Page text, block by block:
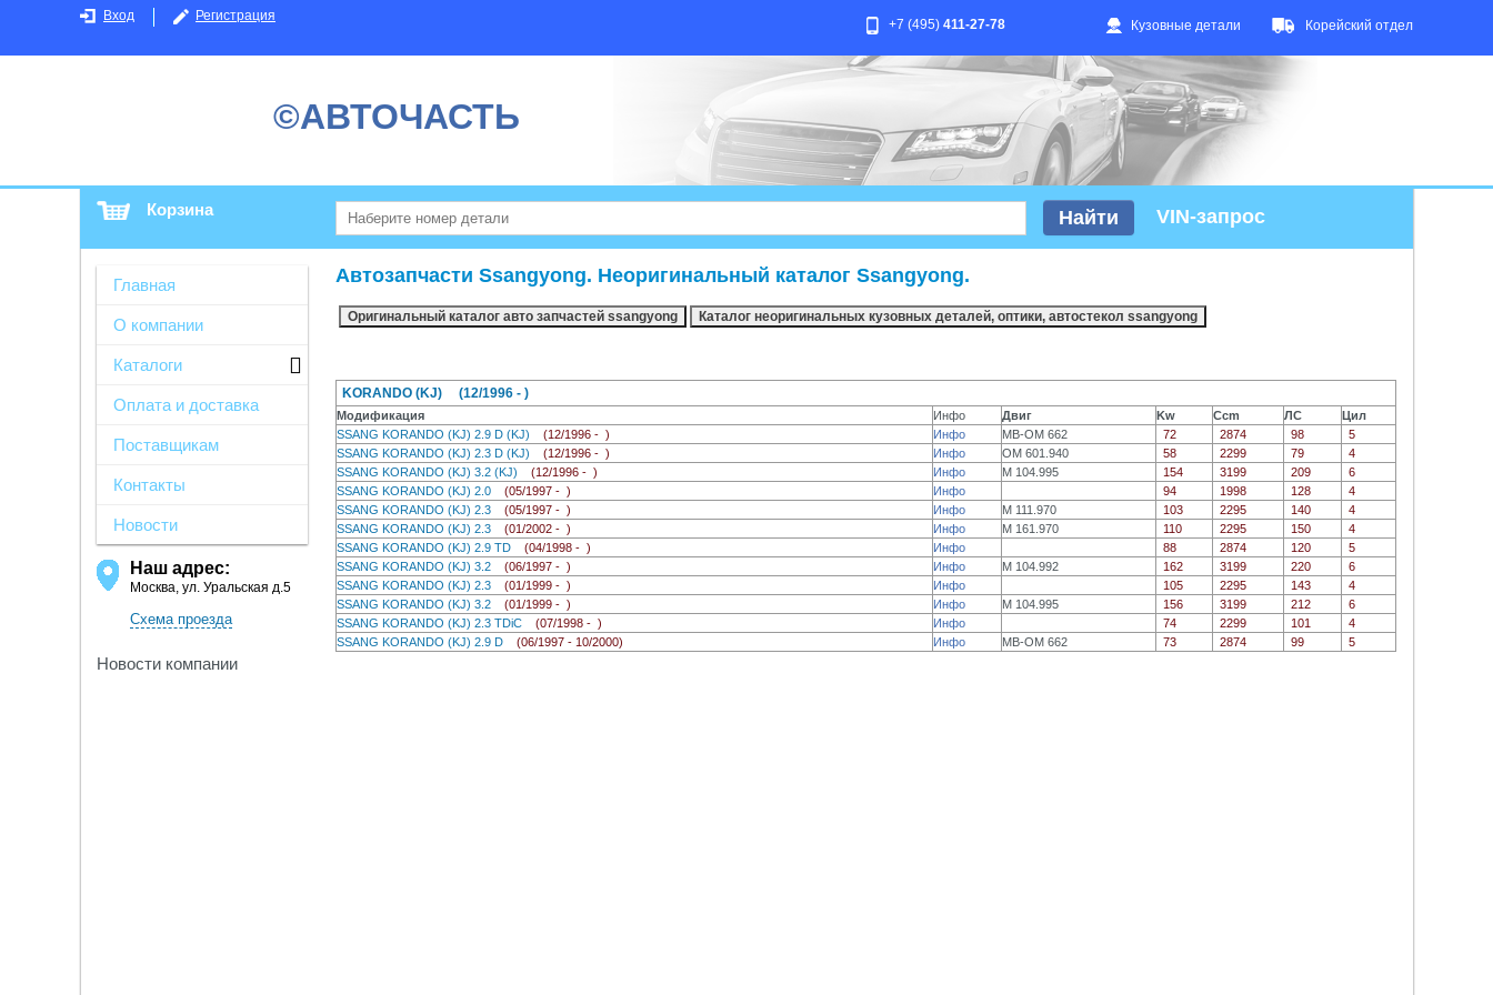
Вход Регистрация
Кузовные детали Корейский отдел
+7 (495) 411-27-78
©АВТОЧАСТЬ
Корзина VIN-запрос
Главная
О компании
Каталоги
Оплата и доставка
Поставщикам
Контакты
Новости
Наш адрес:
Москва, ул. Уральская д.5
Схема проезда
Новости компании
Автозапчасти Ssangyong. Неоригинальный каталог Ssangyong.
KORANDO (KJ) (12/1996 - )
Модификация Инфо Двиг Kw Ccm ЛС
Цил
SSANG KORANDO (KJ) 2.9 D (KJ) (12/1996 - ) Инфо MB-OM 662 72 2874 98
5
SSANG KORANDO (KJ) 2.3 D (KJ) (12/1996 - ) Инфо OM 601.940 58 2299 79
4
SSANG KORANDO (KJ) 3.2 (KJ) (12/1996 - ) Инфо M 104.995 154 3199 209
6
SSANG KORANDO (KJ) 2.0 (05/1997 - ) Инфо 94 1998 128
4
SSANG KORANDO (KJ) 2.3 (05/1997 - ) Инфо M 111.970 103 2295 140
4
SSANG KORANDO (KJ) 2.3 (01/2002 - ) Инфо M 161.970 110 2295 150
4
SSANG KORANDO (KJ) 2.9 TD (04/1998 - ) Инфо 88 2874 120
5
SSANG KORANDO (KJ) 3.2 (06/1997 - ) Инфо M 104.992 162 3199 220
6
SSANG KORANDO (KJ) 2.3 (01/1999 - ) Инфо 105 2295 143
4
SSANG KORANDO (KJ) 3.2 (01/1999 - ) Инфо M 104.995 156 3199 212
6
SSANG KORANDO (KJ) 2.3 TDiC (07/1998 - ) Инфо 74 2299 101
4
SSANG KORANDO (KJ) 2.9 D (06/1997 - 10/2000) Инфо MB-OM 662 73 2874 99 5